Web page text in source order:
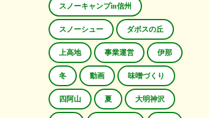
スノーキャンプin信州
スノーシュー ダボスの丘
上高地 事業運営 伊那
冬 動画 味噌づくり
四阿山 夏 大明神沢